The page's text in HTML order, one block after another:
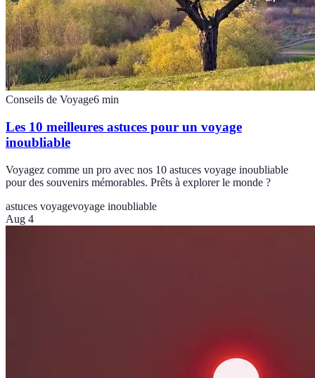
Conseils de Voyage6 min
Les 10 meilleures astuces pour un voyage
inoubliable
Voyagez comme un pro avec nos 10 astuces voyage inoubliable
pour des souvenirs mémorables. Prêts à explorer le monde ?
astuces voyagevoyage inoubliable
Aug 4